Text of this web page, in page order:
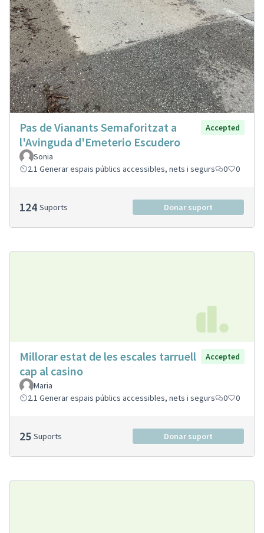
Pas de Vianants Semaforitzat a
l'Avinguda d'Emeterio Escudero
Accepted
Sonia
2.1 Generar espais públics accessibles, nets i segurs
0 0
124 Suports Donar suport
Millorar estat de les escales tarruell
cap al casino
Accepted
Maria
2.1 Generar espais públics accessibles, nets i segurs
0 0
25 Suports Donar suport